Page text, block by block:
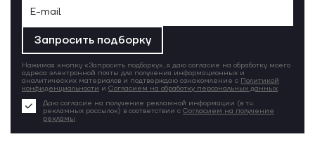
Запросить подборку
Нажимая кнопку «Запросить подборку», я даю согласие на обработку моего
адреса электронной почты для получения информационных и
аналитических материалов и подтверждаю ознакомление с Политикой
конфиденциальности и Согласием на обработку персональных данных.
Даю согласие на получение рекламной информации (в т.ч.
рекламных рассылок) в соответствии с Согласием на получение
рекламы